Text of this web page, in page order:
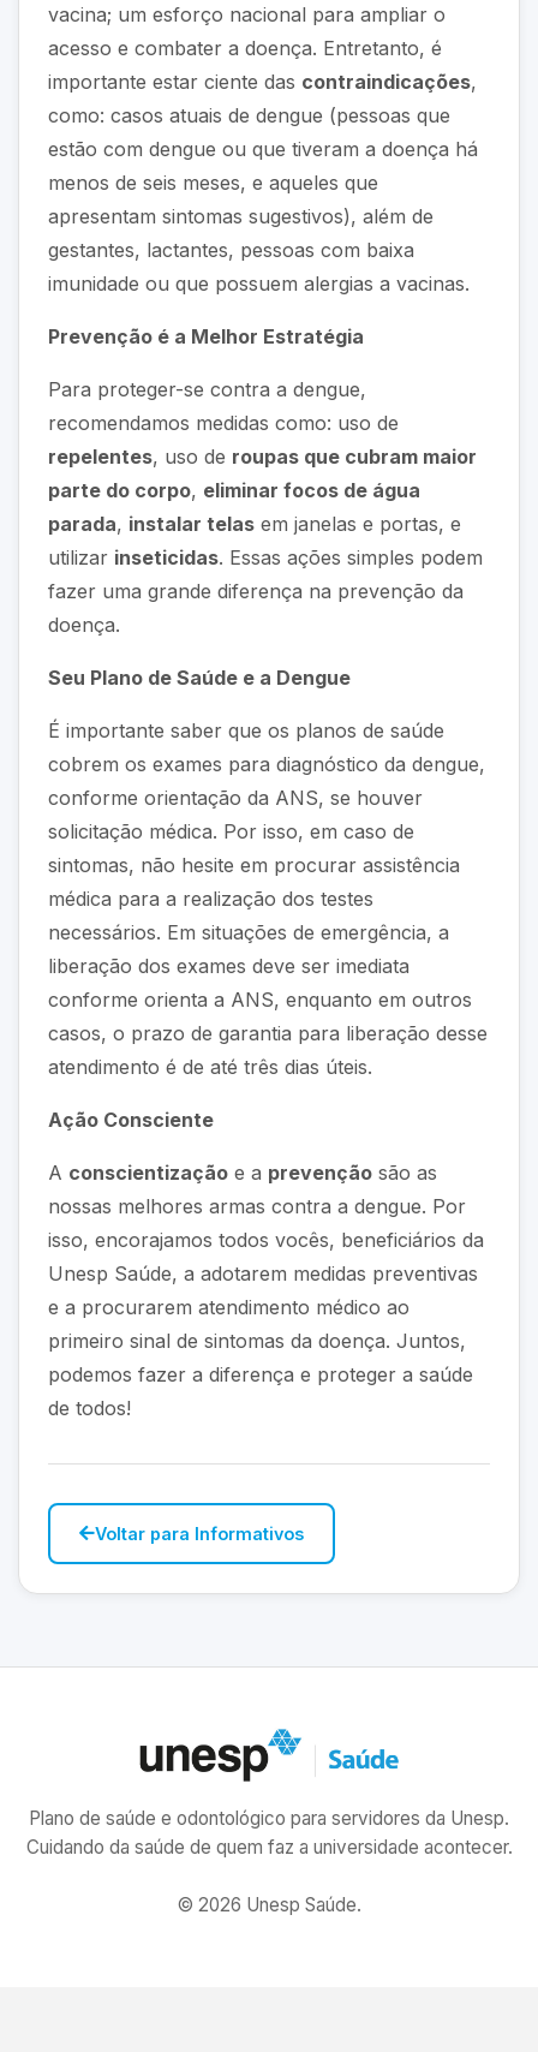
vacina; um esforço nacional para ampliar o
acesso e combater a doença. Entretanto, é
importante estar ciente das contraindicações,
como: casos atuais de dengue (pessoas que
estão com dengue ou que tiveram a doença há
menos de seis meses, e aqueles que
apresentam sintomas sugestivos), além de
gestantes, lactantes, pessoas com baixa
imunidade ou que possuem alergias a vacinas.
Prevenção é a Melhor Estratégia
Para proteger-se contra a dengue,
recomendamos medidas como: uso de
repelentes, uso de roupas que cubram maior
parte do corpo, eliminar focos de água
parada, instalar telas em janelas e portas, e
utilizar inseticidas. Essas ações simples podem
fazer uma grande diferença na prevenção da
doença.
Seu Plano de Saúde e a Dengue
É importante saber que os planos de saúde
cobrem os exames para diagnóstico da dengue,
conforme orientação da ANS, se houver
solicitação médica. Por isso, em caso de
sintomas, não hesite em procurar assistência
médica para a realização dos testes
necessários. Em situações de emergência, a
liberação dos exames deve ser imediata
conforme orienta a ANS, enquanto em outros
casos, o prazo de garantia para liberação desse
atendimento é de até três dias úteis.
Ação Consciente
A conscientização e a prevenção são as
nossas melhores armas contra a dengue. Por
isso, encorajamos todos vocês, beneficiários da
Unesp Saúde, a adotarem medidas preventivas
e a procurarem atendimento médico ao
primeiro sinal de sintomas da doença. Juntos,
podemos fazer a diferença e proteger a saúde
de todos!
Voltar para Informativos
Plano de saúde e odontológico para servidores da Unesp.
Cuidando da saúde de quem faz a universidade acontecer.
© 2026 Unesp Saúde.